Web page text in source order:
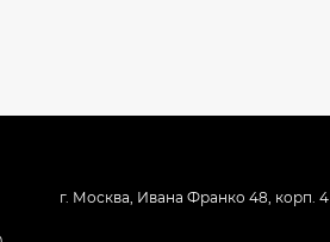
г. Москва, Ивана Франко 48, корп. 4